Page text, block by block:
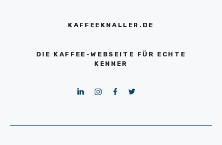
KAFFEEKNALLER.DE
DIE KAFFEE-WEBSEITE FÜR ECHTE
KENNER